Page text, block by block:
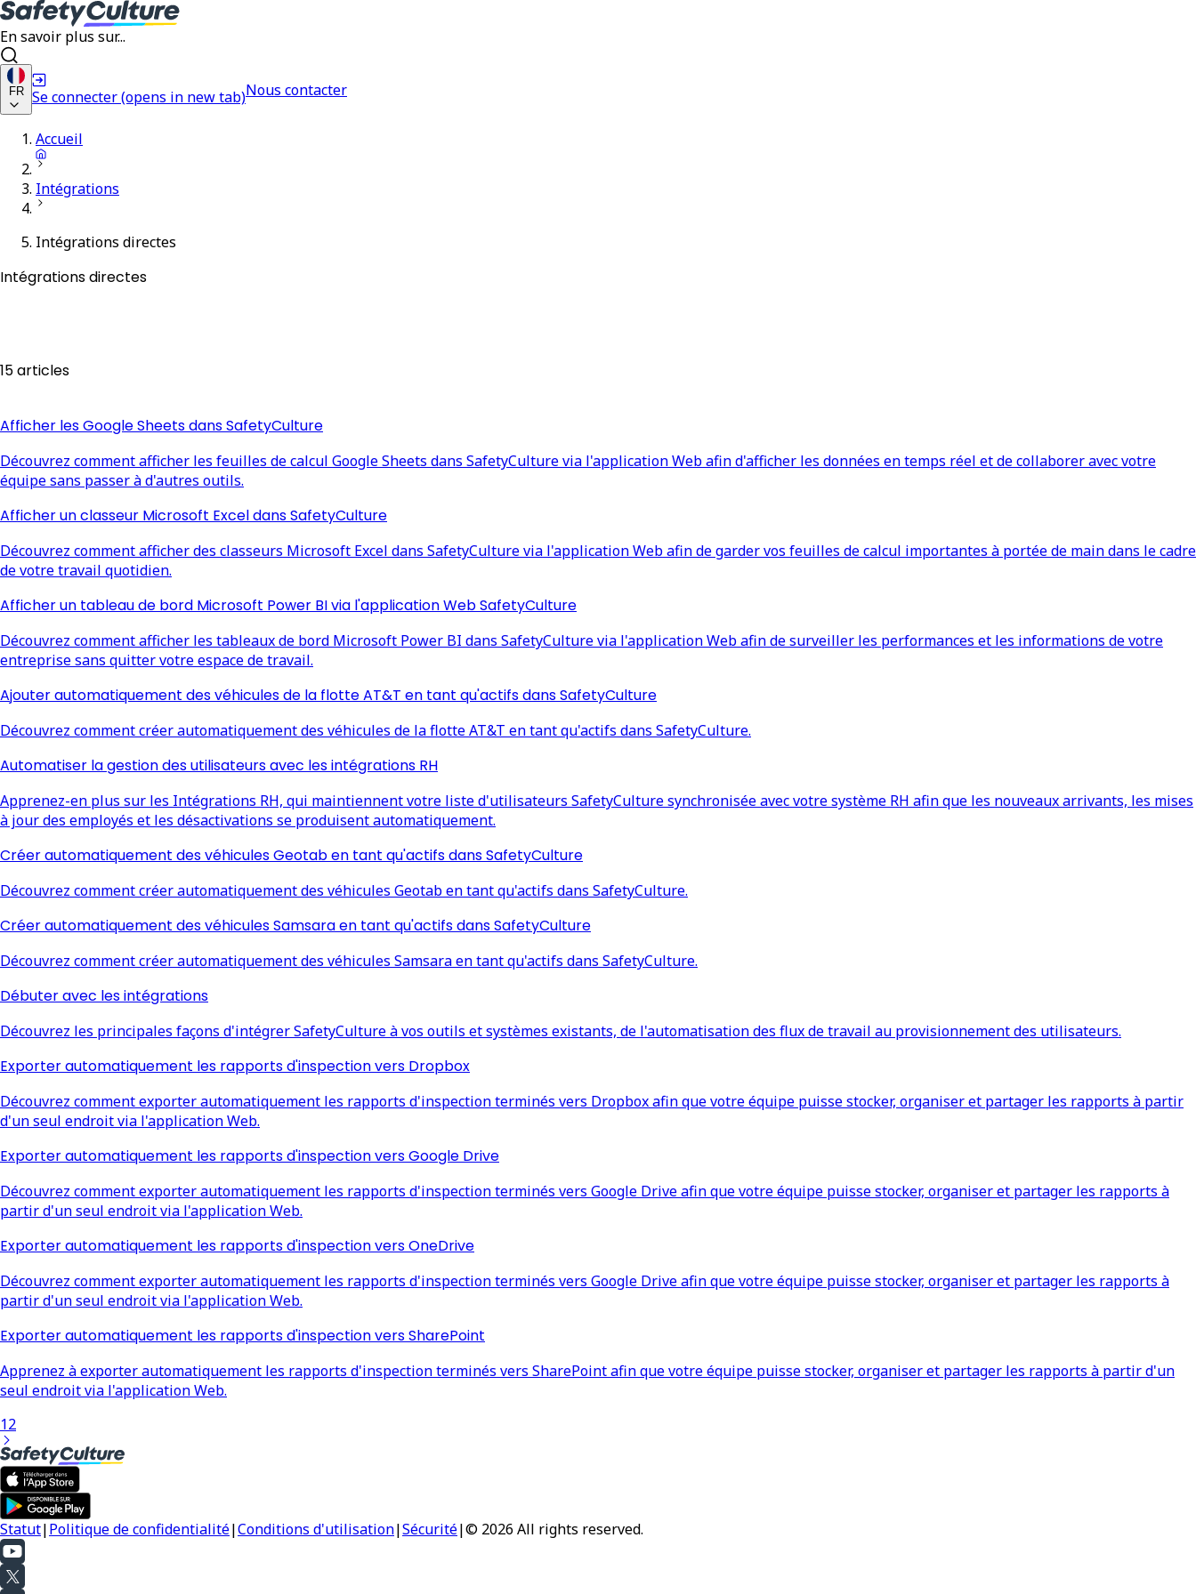
En savoir plus sur...
FR Se connecter(opens in new tab)Nous contacter
Accueil
Intégrations
Intégrations directes
Intégrations directes
15 articles
Afficher les Google Sheets dans SafetyCulture
Découvrez comment afficher les feuilles de calcul Google Sheets dans SafetyCulture via l'application Web afin d'afficher les données en temps réel et de collaborer avec votre
équipe sans passer à d'autres outils.
Afficher un classeur Microsoft Excel dans SafetyCulture
Découvrez comment afficher des classeurs Microsoft Excel dans SafetyCulture via l'application Web afin de garder vos feuilles de calcul importantes à portée de main dans le cadre
de votre travail quotidien.
Afficher un tableau de bord Microsoft Power BI via l'application Web SafetyCulture
Découvrez comment afficher les tableaux de bord Microsoft Power BI dans SafetyCulture via l'application Web afin de surveiller les performances et les informations de votre
entreprise sans quitter votre espace de travail.
Ajouter automatiquement des véhicules de la flotte AT&T en tant qu'actifs dans SafetyCulture
Découvrez comment créer automatiquement des véhicules de la flotte AT&T en tant qu'actifs dans SafetyCulture.
Automatiser la gestion des utilisateurs avec les intégrations RH
Apprenez-en plus sur les Intégrations RH, qui maintiennent votre liste d'utilisateurs SafetyCulture synchronisée avec votre système RH afin que les nouveaux arrivants, les mises
à jour des employés et les désactivations se produisent automatiquement.
Créer automatiquement des véhicules Geotab en tant qu'actifs dans SafetyCulture
Découvrez comment créer automatiquement des véhicules Geotab en tant qu'actifs dans SafetyCulture.
Créer automatiquement des véhicules Samsara en tant qu'actifs dans SafetyCulture
Découvrez comment créer automatiquement des véhicules Samsara en tant qu'actifs dans SafetyCulture.
Débuter avec les intégrations
Découvrez les principales façons d'intégrer SafetyCulture à vos outils et systèmes existants, de l'automatisation des flux de travail au provisionnement des utilisateurs.
Exporter automatiquement les rapports d'inspection vers Dropbox
Découvrez comment exporter automatiquement les rapports d'inspection terminés vers Dropbox afin que votre équipe puisse stocker, organiser et partager les rapports à partir
d'un seul endroit via l'application Web.
Exporter automatiquement les rapports d'inspection vers Google Drive
Découvrez comment exporter automatiquement les rapports d'inspection terminés vers Google Drive afin que votre équipe puisse stocker, organiser et partager les rapports à
partir d'un seul endroit via l'application Web.
Exporter automatiquement les rapports d'inspection vers OneDrive
Découvrez comment exporter automatiquement les rapports d'inspection terminés vers Google Drive afin que votre équipe puisse stocker, organiser et partager les rapports à
partir d'un seul endroit via l'application Web.
Exporter automatiquement les rapports d'inspection vers SharePoint
Apprenez à exporter automatiquement les rapports d'inspection terminés vers SharePoint afin que votre équipe puisse stocker, organiser et partager les rapports à partir d'un
seul endroit via l'application Web.
12
Statut|Politique de confidentialité|Conditions d'utilisation|Sécurité|© 2026 All rights reserved.